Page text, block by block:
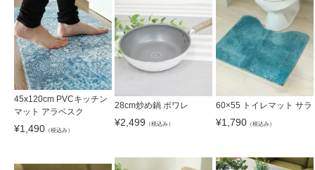
45x120cm PVCキッチン
マット アラベスク
¥1,490 （税込み）
28cm炒め鍋 ポワレ
¥2,499 （税込み）
60×55 トイレマット サラ
¥1,790（税込み）